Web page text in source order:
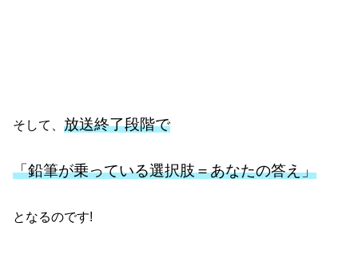
そして、放送終了段階で
「鉛筆が乗っている選択肢＝あなたの答え」
となるのです!